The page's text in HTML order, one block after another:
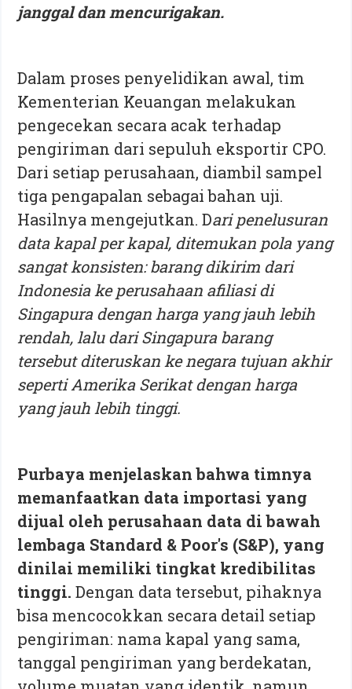
janggal dan mencurigakan.
Dalam proses penyelidikan awal, tim
Kementerian Keuangan melakukan
pengecekan secara acak terhadap
pengiriman dari sepuluh eksportir CPO.
Dari setiap perusahaan, diambil sampel
tiga pengapalan sebagai bahan uji.
Hasilnya mengejutkan. Dari penelusuran
data kapal per kapal, ditemukan pola yang
sangat konsisten: barang dikirim dari
Indonesia ke perusahaan afiliasi di
Singapura dengan harga yang jauh lebih
rendah, lalu dari Singapura barang
tersebut diteruskan ke negara tujuan akhir
seperti Amerika Serikat dengan harga
yang jauh lebih tinggi.
Purbaya menjelaskan bahwa timnya
memanfaatkan data importasi yang
dijual oleh perusahaan data di bawah
lembaga Standard & Poor's (S&P), yang
dinilai memiliki tingkat kredibilitas
tinggi. Dengan data tersebut, pihaknya
bisa mencocokkan secara detail setiap
pengiriman: nama kapal yang sama,
tanggal pengiriman yang berdekatan,